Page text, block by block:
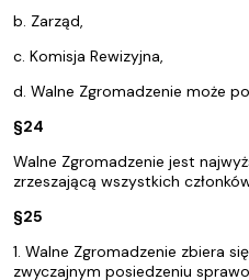
b. Zarząd,
c. Komisja Rewizyjna,
d. Walne Zgromadzenie może
§24
Walne Zgromadzenie jest
zrzeszającą wszystkich
§25
1. Walne Zgromadzenie zbiera
zwyczajnym posiedzeniu